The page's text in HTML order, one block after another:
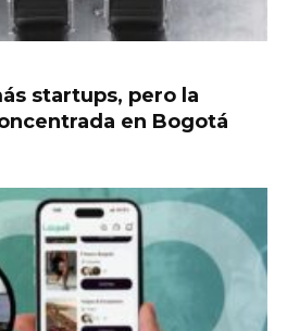
startups, pero la
en Bogotá